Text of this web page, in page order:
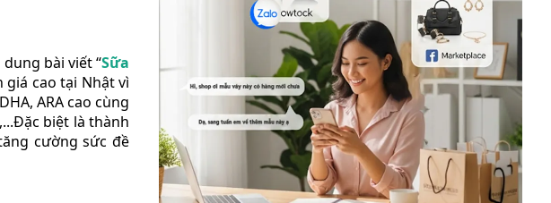
bài viết “Sữa
giá cao tại Nhật vì
ARA cao cùng
biệt là thành
cường sức đề